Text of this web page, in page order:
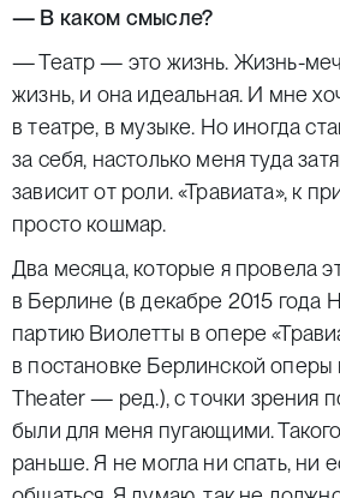
— В каком смысле?
— Театр — это жизнь. Жизнь-
жизнь, и она идеальная. И мне
в театре, в музыке. Но иногда
за себя, настолько меня туда
зависит от роли. «Травиата», к
просто кошмар.
Два месяца, которые я провела
в Берлине (в декабре 2015 года
партию Виолетты в опере
в постановке Берлинской оперы
Theater — ред.), с точки зрения
были для меня пугающими.
раньше. Я не могла ни спать, ни